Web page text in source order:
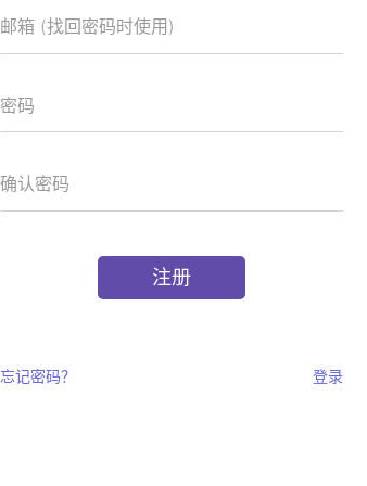
注册
忘记密码？ 登录